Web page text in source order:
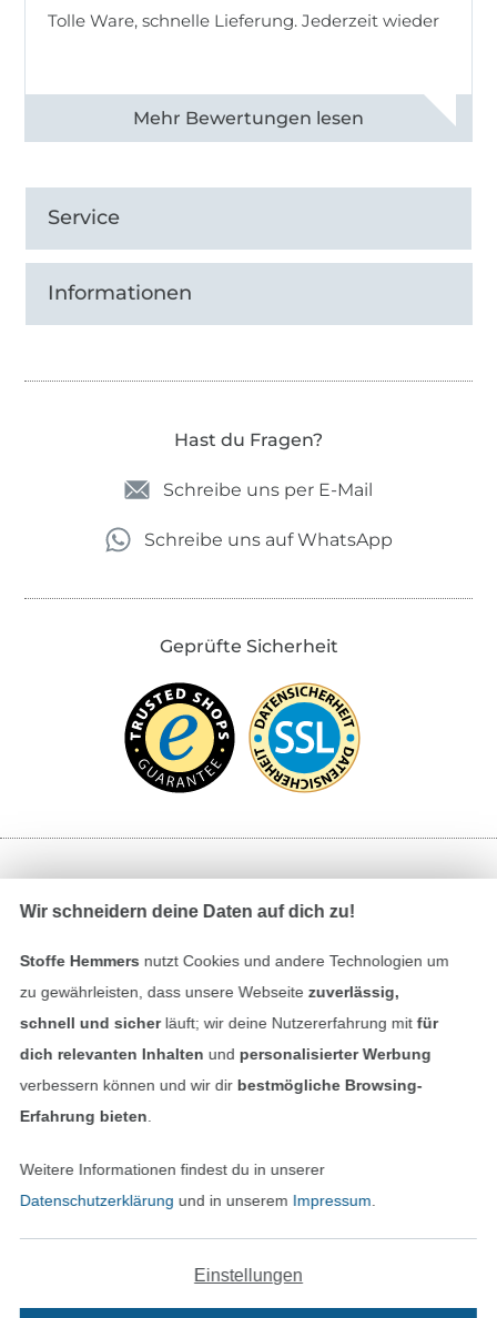
Tolle Ware, schnelle Lieferung. Jederzeit wieder
Alle 83013 Bewertungen ansehen
Service
Informationen
Hast du Fragen?
Schreibe uns per E-Mail
Schreibe uns auf WhatsApp
Geprüfte Sicherheit
Unsere Versandpartner
Impressum
In den deutschen Shop wechseln (aktuell
Wir schneidern deine Daten auf dich zu!
Stoffe Hemmers nutzt Cookies und andere Technologien um
zu gewährleisten, dass unsere Webseite zuverlässig,
schnell und sicherläuft; wir deine Nutzererfahrung mitfür
dich relevanten Inhalten und personalisierter Werbung
verbessern können und wir dir bestmögliche Browsing-
Erfahrung bieten
Weitere Informationen findest du in unserer
Datenschutzerklärung und in unserem Impressum
Einstellungen